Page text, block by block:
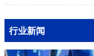
行业新闻